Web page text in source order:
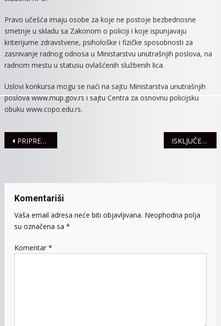
Pravo učešća imaju osobe za koje ne postoje bezbednosne
smetnje u skladu sa Zakonom o policiji i koje ispunjavaju
kriterijume zdravstvene, psihološke i fizičke sposobnosti za
zasnivanje radnog odnosa u Ministarstvu unutrašnjih poslova, na
radnom mestu u statusu ovlašćenih službenih lica.
Uslovi konkursa mogu se naći na sajtu Ministarstva unutrašnjih
poslova www.mup.gov.rs i sajtu Centra za osnovnu policijsku
obuku www.copo.edu.rs.
Navigacija
PRIPREME ZA UPIS U VISOKU ŠKOLU „SIRMIJUM“ ISKLJUČENJA STRUJE ZA 25. MAJ
Komentariši
Vaša email adresa neće biti objavljivana. Neophodna polja
su označena sa *
Komentar *